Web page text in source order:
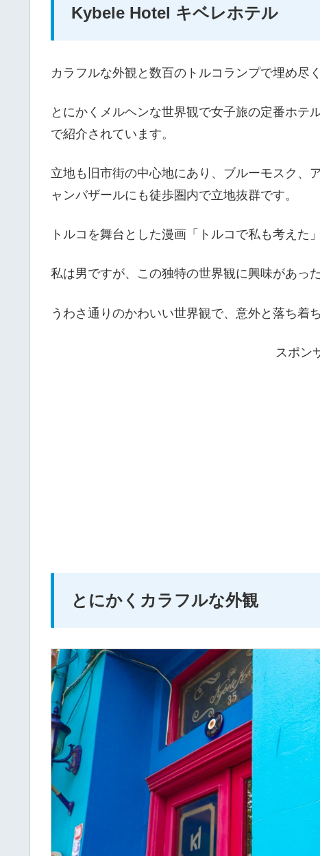
Kybele Hotel キベレホテル
カラフルな外観と数百のトルコランプで埋め尽
とにかくメルヘンな世界観で女子旅の定番ホテ
で紹介されています。
立地も旧市街の中心地にあり、ブルーモスク、
ャンバザールにも徒歩圏内で立地抜群です。
トルコを舞台とした漫画「トルコで私も考えた
私は男ですが、この独特の世界観に興味があっ
うわさ通りのかわいい世界観で、意外と落ち着
スポン
とにかくカラフルな外観